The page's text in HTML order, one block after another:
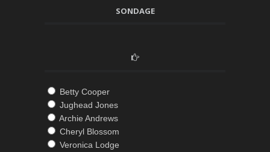
SONDAGE
Betty Cooper
Jughead Jones
Archie Andrews
Cheryl Blossom
Veronica Lodge